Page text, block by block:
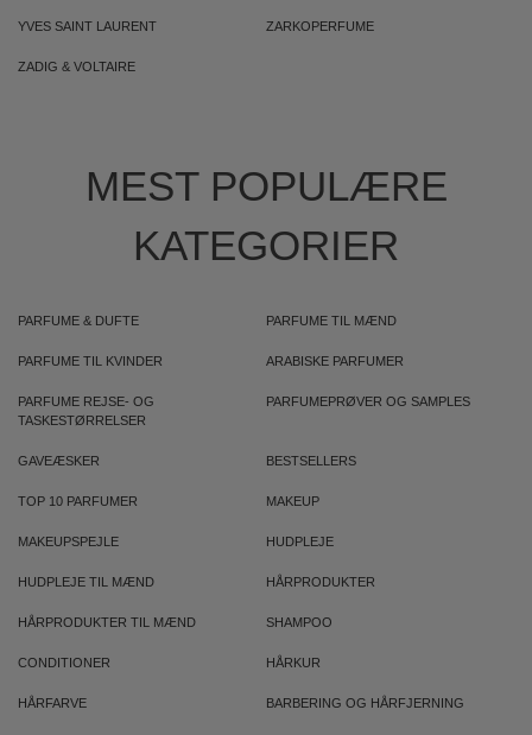
YVES SAINT LAURENT ZARKOPERFUME
ZADIG & VOLTAIRE
MEST POPULÆRE
KATEGORIER
PARFUME & DUFTE PARFUME TIL MÆND
PARFUME TIL KVINDER ARABISKE PARFUMER
PARFUME REJSE- OG
TASKESTØRRELSER
PARFUMEPRØVER OG SAMPLES
GAVEÆSKER BESTSELLERS
TOP 10 PARFUMER MAKEUP
MAKEUPSPEJLE HUDPLEJE
HUDPLEJE TIL MÆND HÅRPRODUKTER
HÅRPRODUKTER TIL MÆND SHAMPOO
CONDITIONER HÅRKUR
HÅRFARVE BARBERING OG HÅRFJERNING